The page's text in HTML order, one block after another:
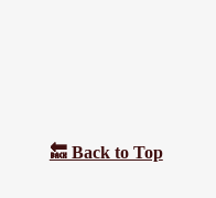
🔙 Back to Top